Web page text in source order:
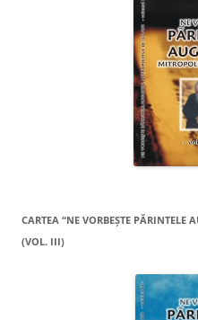
CARTEA “NE VORBEŞTE
(VOL. III)